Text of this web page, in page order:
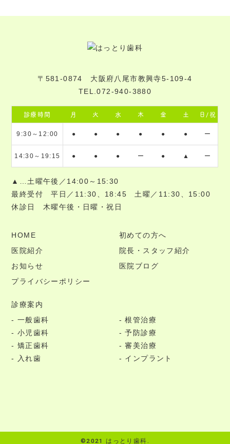
〒581-0874 大阪府八尾市教興寺5-109-4
TEL.072-940-3880
診療時間 月 火 水 木 金 土 日/祝
9:30～12:00 ● ● ● ● ● ● ー
14:30～19:15 ● ● ● ー ● ▲ ー
▲…土曜午後／14:00～15:30
最終受付 平日／11:30、18:45 土曜／11:30、15:00
休診日 木曜午後・日曜・祝日
HOME
初めての方へ
医院紹介
院長・スタッフ紹介
お知らせ
医院ブログ
プライバシーポリシー
診療案内
一般歯科
根管治療
小児歯科
予防診療
矯正歯科
審美治療
入れ歯
インプラント
©2021 はっとり歯科.